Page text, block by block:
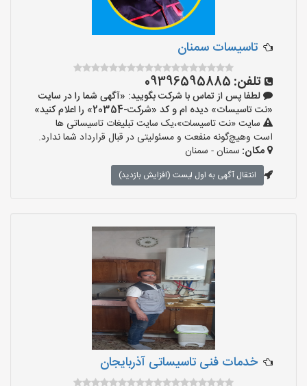
تاسیسات سمنان
تلفن: 09396595885
لطفا پس از تماس با شرکت بگویید: «آگهی شما را در سایت
«نت تاسیسات» دیده ام و کد «شرکت-20354» را اعلام کنید»
سایت «نت تاسیسات»،یک سایت تبلیغات تاسیساتی ها
است وهیچ‌گونه منفعت و مسئولیتی در قبال قرارداد شما ندارد.
مکان: سمنان - سمنان
انتقال آگهی به اول لیست (افزایش بازدید)
خدمات فنی تاسیساتی آذربایجان